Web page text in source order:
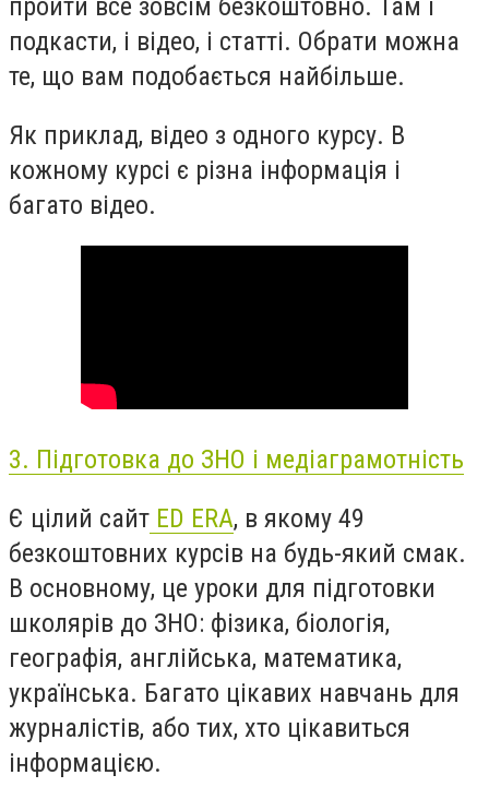
пройти все зовсім безкоштовно. Там і
подкасти, і відео, і статті. Обрати можна
те, що вам подобається найбільше.
Як приклад, відео з одного курсу. В
кожному курсі є різна інформація і
багато відео.
3. Підготовка до ЗНО і медіаграмотність
Є цілий сайт ED ERA, в якому 49
безкоштовних курсів на будь-який смак.
В основному, це уроки для підготовки
школярів до ЗНО: фізика, біологія,
географія, англійська, математика,
українська. Багато цікавих навчань для
журналістів, або тих, хто цікавиться
інформацією.